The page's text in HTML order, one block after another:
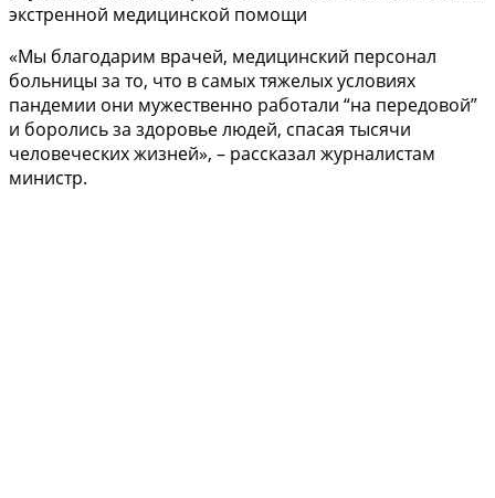
экстренной медицинской помощи
«Мы благодарим врачей, медицинский персонал
больницы за то, что в самых тяжелых условиях
пандемии они мужественно работали “на передовой”
и боролись за здоровье людей, спасая тысячи
человеческих жизней», – рассказал журналистам
министр.